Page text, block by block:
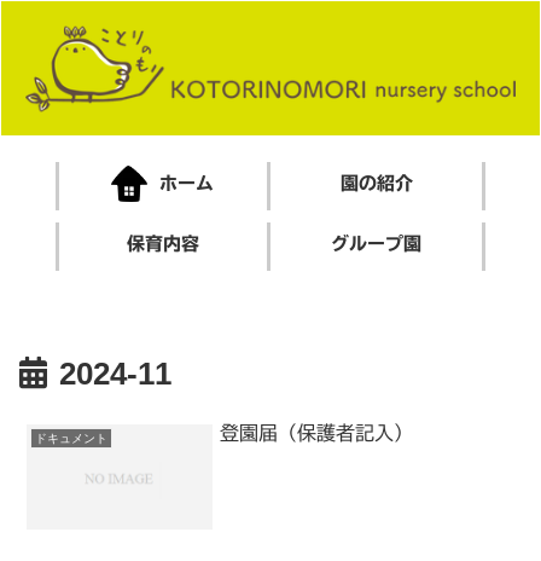
ホーム 園の紹介
保育内容 グループ園
2024-11
ドキュメント 登園届（保護者記入）